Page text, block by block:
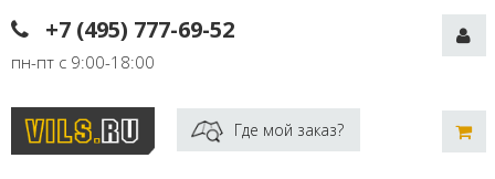
+7 (495) 777-69-52
пн-пт с 9:00-18:00
Где мой заказ?